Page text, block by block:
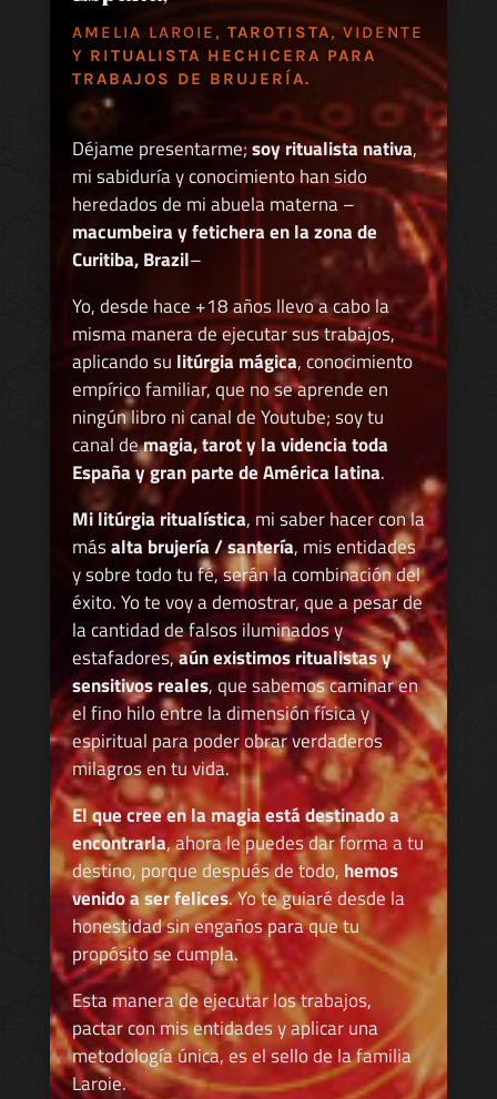
AMELIA LAROIE, TAROTISTA, VIDENTE
Y RITUALISTA HECHICERA PARA
TRABAJOS DE BRUJERÍA.
Déjame presentarme;soy ritualista nativa,
mi sabiduría y conocimiento han sido
heredados de mi abuela materna –
macumbeira y fetichera en la zona de
Curitiba, Brazil–
Yo, desde hace +18 años llevo a cabo la
misma manera de ejecutar sus trabajos,
aplicando su litúrgia mágica, conocimiento
empírico familiar, que no se aprende en
ningún libro ni canal de Youtube; soy tu
canal demagia, tarot y la videncia toda
España y gran parte de América latina.
Mi litúrgia ritualística, mi saber hacer con la
másalta brujería / santería, mis entidades
y sobre todo tu fé, serán la combinación del
éxito. Yo te voy a demostrar, que a pesar de
la cantidad de falsos iluminados y
estafadores,aún existimos ritualistas y
sensitivos reales, que sabemos caminar en
el fino hilo entre la dimensión física y
espiritual para poder obrar verdaderos
milagros en tu vida.
El que cree en la magia está destinado a
encontrarla, ahora le puedes dar forma a tu
destino, porque después de todo, hemos
venido a ser felices. Yo te guiaré desde la
honestidad sin engaños para que tu
propósito se cumpla.
Esta manera de ejecutar los trabajos,
pactar con mis entidades y aplicar una
metodología única, es el sello de la familia
Laroie.